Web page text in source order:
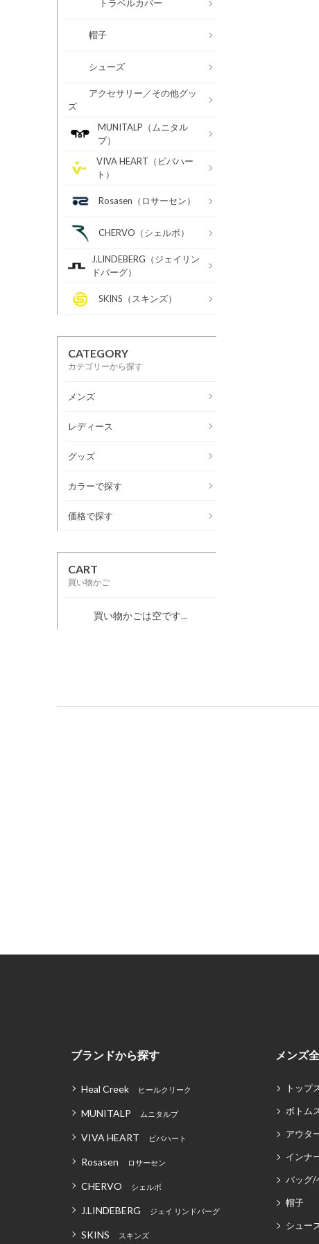
トラベルカバー
帽子
シューズ
アクセサリー／その他グッ
ズ
MUNITALP（ムニタル
プ）
VIVA HEART（ビバハー
ト）
Rosasen（ロサーセン）
CHERVO（シェルボ）
J.LINDEBERG（ジェイリン
ドバーグ）
SKINS（スキンズ）
CATEGORY
カテゴリーから探す
メンズ
レディース
グッズ
カラーで探す
価格で探す
CART
買い物かご
買い物かごは空です...
ブランドから探す
Heal Creek ヒールクリーク
MUNITALP ムニタルプ
VIVA HEART ビバハート
Rosasen ロサーセン
CHERVO シェルボ
J.LINDEBERG ジェイ リンドバーグ
SKINS スキンズ
メンズ
トップ
ボトム
アウタ
インナ
バッグ/
帽子
シュー